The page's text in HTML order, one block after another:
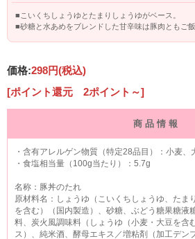
■こいくちしょうゆとたまりしょうゆがベース。
■砂糖と水あめをブレンドした甘辛味は豚肉ともご
価格:298円(税込)
[ポイント還元 2ポイント～]
商 品 情 報
・含有アレルゲン物質（特定28品目）：小麦、
・食塩相当量（100g当たり）：5.7g
名称：豚丼のたれ
原材料名：しょうゆ（こいくちしょうゆ、たま
を含む）（国内製造）、砂糖、ぶどう糖果糖液
料、炭火風調味料（しょうゆ（小麦・大豆を含
ス）、純米酒、酵母エキス／増粘剤（加工デン